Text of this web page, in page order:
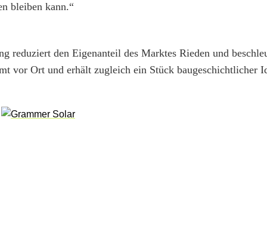
bleiben kann.“
reduziert den Eigenanteil des Marktes Rieden und
vor Ort und erhält zugleich ein Stück baugeschichtlicher